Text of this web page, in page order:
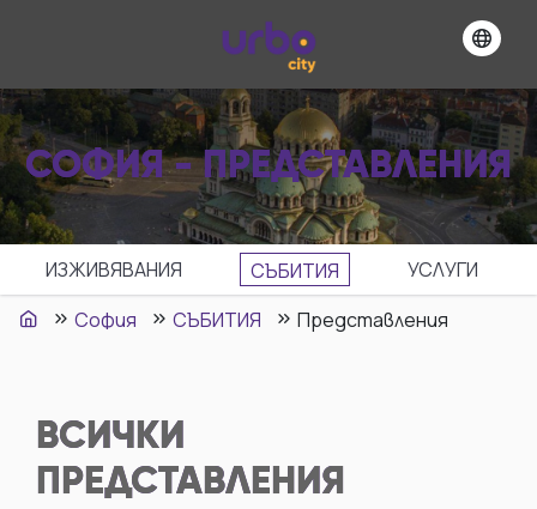
СОФИЯ - ПРЕДСТАВЛЕНИЯ
ИЗЖИВЯВАНИЯ СЪБИТИЯ
УСЛУГИ
София
СЪБИТИЯ Представления
ВСИЧКИ
ПРЕДСТАВЛЕНИЯ